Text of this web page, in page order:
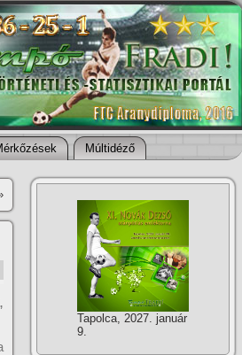
Múltidéző
Tapolca, 2027. január
9.